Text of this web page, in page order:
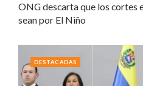
ONG descarta que los cortes
sean por El Niño
DESTACADAS